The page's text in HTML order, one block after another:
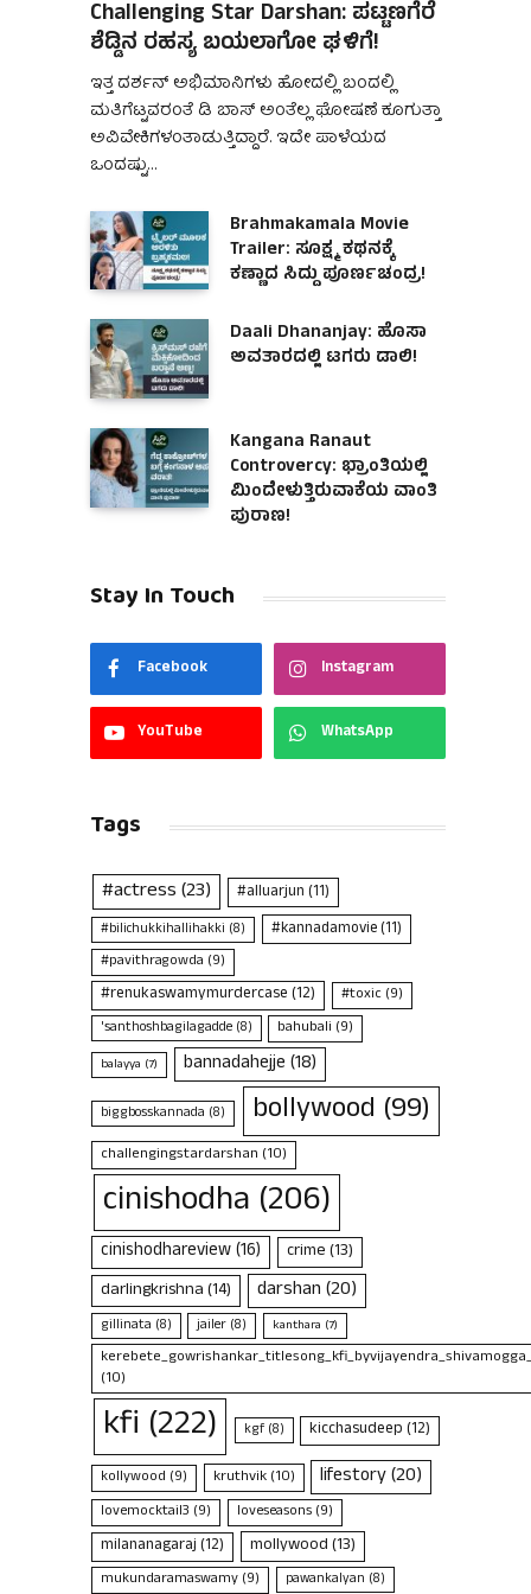
Challenging Star Darshan: ಪಟ್ಟಣಗೆರೆ
ಶೆಡ್ಡಿನ ರಹಸ್ಯ ಬಯಲಾಗೋ ಘಳಿಗೆ!
ಇತ್ತ ದರ್ಶನ್ ಅಭಿಮಾನಿಗಳು ಹೋದಲ್ಲಿ ಬಂದಲ್ಲಿ
ಮತಿಗೆಟ್ಟವರಂತೆ ಡಿ ಬಾಸ್ ಅಂತೆಲ್ಲ ಘೋಷಣೆ ಕೂಗುತ್ತಾ
ಅವಿವೇಕಿಗಳಂತಾಡುತ್ತಿದ್ದಾರೆ. ಇದೇ ಪಾಳೆಯದ
ಒಂದಷ್ಟು…
Brahmakamala Movie
Trailer: ಸೂಕ್ಷ್ಮ ಕಥನಕ್ಕೆ
ಕಣ್ಣಾದ ಸಿದ್ದು ಪೂರ್ಣಚಂದ್ರ!
Daali Dhananjay: ಹೊಸಾ
ಅವತಾರದಲ್ಲಿ ಟಗರು ಡಾಲಿ!
Kangana Ranaut
Controvercy: ಭ್ರಾಂತಿಯಲ್ಲಿ
ಮಿಂದೇಳುತ್ತಿರುವಾಕೆಯ ವಾಂತಿ
ಪುರಾಣ!
Stay In Touch
Facebook Instagram
YouTube WhatsApp
Tags
#actress(23) #alluarjun(11)
#bilichukkihallihakki (8) #kannadamovie(11)
#pavithragowda (9)
#renukaswamymurdercase(12) #toxic(9)
'santhoshbagilagadde (8) bahubali (9)
balayya (7) bannadahejje(18)
biggbosskannada (8) bollywood (99)
challengingstardarshan (10)
cinishodha (206)
cinishodhareview(16) crime(13)
darlingkrishna(14) darshan(20)
gillinata (8) jailer (8) kanthara (7)
(10)
kfi (222) kgf(8) kicchasudeep(12)
kollywood (9) kruthvik(10) lifestory(20)
lovemocktail3 (9) loveseasons(9)
milananagaraj(12) mollywood(13)
mukundaramaswamy (9) pawankalyan (8)